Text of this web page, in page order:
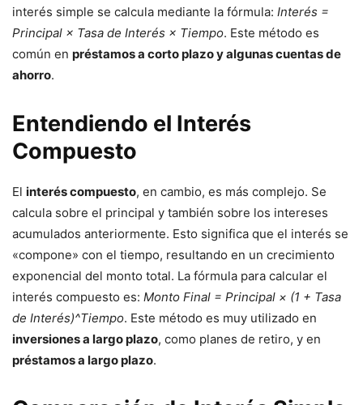
interés simple se calcula mediante la fórmula: Interés =
Principal × Tasa de Interés × Tiempo. Este método es
común en préstamos a corto plazo y algunas cuentas de
ahorro.
Entendiendo el Interés
Compuesto
El interés compuesto, en cambio, es más complejo. Se
calcula sobre el principal y también sobre los intereses
acumulados anteriormente. Esto significa que el interés se
«compone» con el tiempo, resultando en un crecimiento
exponencial del monto total. La fórmula para calcular el
interés compuesto es: Monto Final = Principal × (1 + Tasa
de Interés)^Tiempo. Este método es muy utilizado en
inversiones a largo plazo, como planes de retiro, y en
préstamos a largo plazo.